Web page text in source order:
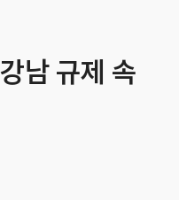
남 규제 속